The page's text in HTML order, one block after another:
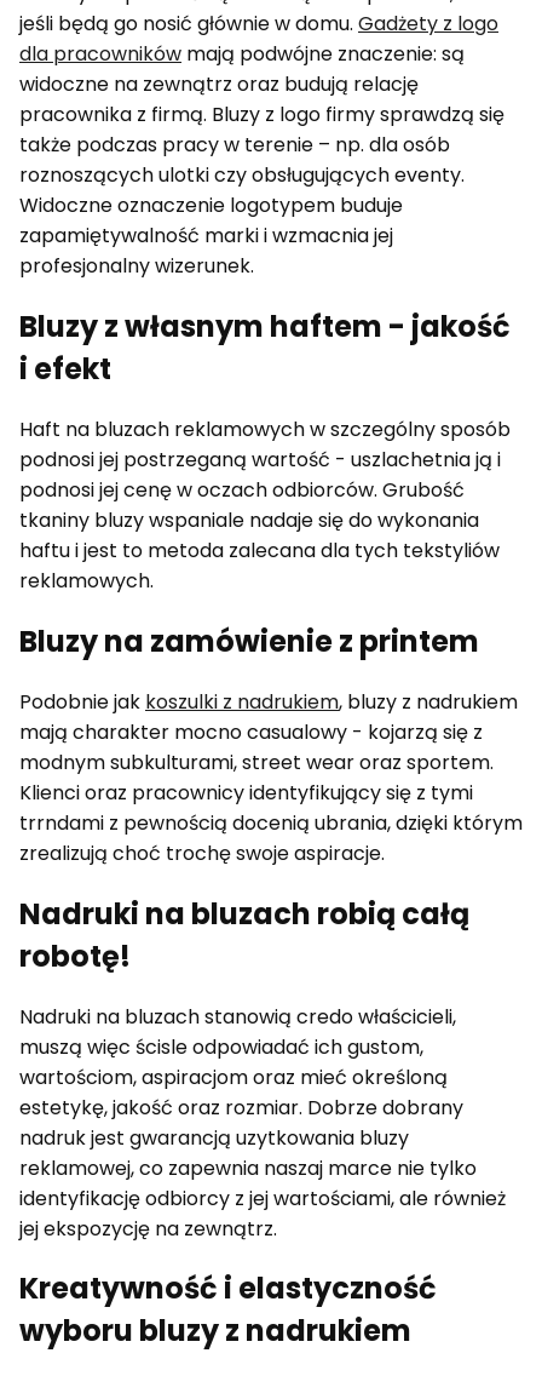
jeśli będą go nosić głównie w domu. Gadżety z logo
dla pracowników mają podwójne znaczenie: są
widoczne na zewnątrz oraz budują relację
pracownika z firmą. Bluzy z logo firmy sprawdzą się
także podczas pracy w terenie – np. dla osób
roznoszących ulotki czy obsługujących eventy.
Widoczne oznaczenie logotypem buduje
zapamiętywalność marki i wzmacnia jej
profesjonalny wizerunek.
Bluzy z własnym haftem - jakość
i efekt
Haft na bluzach reklamowych w szczególny sposób
podnosi jej postrzeganą wartość - uszlachetnia ją i
podnosi jej cenę w oczach odbiorców. Grubość
tkaniny bluzy wspaniale nadaje się do wykonania
haftu i jest to metoda zalecana dla tych tekstyliów
reklamowych.
Bluzy na zamówienie z printem
Podobnie jak koszulki z nadrukiem, bluzy z nadrukiem
mają charakter mocno casualowy - kojarzą się z
modnym subkulturami, street wear oraz sportem.
Klienci oraz pracownicy identyfikujący się z tymi
trrndami z pewnością docenią ubrania, dzięki którym
zrealizują choć trochę swoje aspiracje.
Nadruki na bluzach robią całą
robotę!
Nadruki na bluzach stanowią credo właścicieli,
muszą więc ścisle odpowiadać ich gustom,
wartościom, aspiracjom oraz mieć określoną
estetykę, jakość oraz rozmiar. Dobrze dobrany
nadruk jest gwarancją uzytkowania bluzy
reklamowej, co zapewnia naszaj marce nie tylko
identyfikację odbiorcy z jej wartościami, ale również
jej ekspozycję na zewnątrz.
Kreatywność i elastyczność
wyboru bluzy z nadrukiem